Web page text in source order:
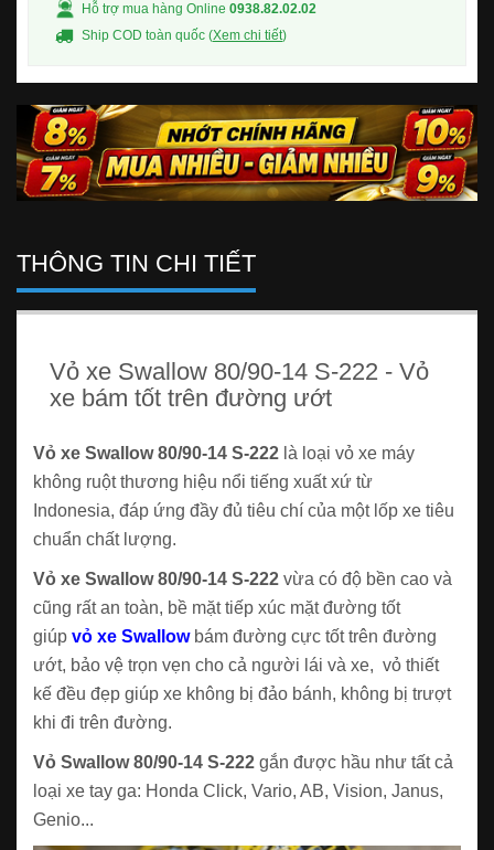
Hỗ trợ mua hàng Online 0938.82.02.02
Ship COD toàn quốc (Xem chi tiết)
THÔNG TIN CHI TIẾT
Vỏ xe Swallow 80/90-14 S-222 - Vỏ
xe bám tốt trên đường ướt
Vỏ xe Swallow 80/90-14 S-222 là loại vỏ xe máy
không ruột thương hiệu nổi tiếng xuất xứ từ
Indonesia, đáp ứng đầy đủ tiêu chí của một lốp xe tiêu
chuẩn chất lượng.
Vỏ xe Swallow 80/90-14 S-222 vừa có độ bền cao và
cũng rất an toàn, bề mặt tiếp xúc mặt đường tốt
giúp vỏ xe Swallowbám đường cực tốt trên đường
ướt, bảo vệ trọn vẹn cho cả người lái và xe, vỏ thiết
kế đều đẹp giúp xe không bị đảo bánh, không bị trượt
khi đi trên đường.
Vỏ Swallow 80/90-14 S-222 gắn được hầu như tất cả
loại xe tay ga: Honda Click, Vario, AB, Vision, Janus,
Genio...